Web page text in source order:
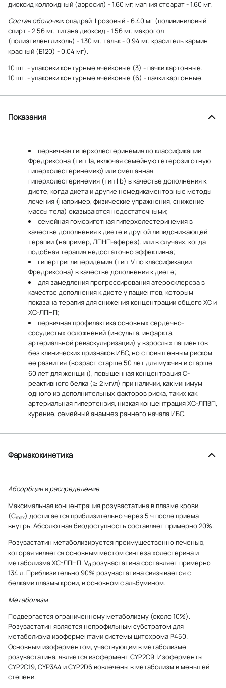
диоксид коллоидный (аэросил) - 1.60 мг, магния стеарат - 1.60 мг.
Состав оболочки:опадрай II розовый - 6.40 мг (поливиниловый
спирт - 2.56 мг, титана диоксид - 1.56 мг, макрогол
(полиэтиленгликоль) - 1.30 мг, тальк - 0.94 мг, краситель кармин
красный (E120) - 0.04 мг).
10 шт. - упаковки контурные ячейковые (3) - пачки картонные.
10 шт. - упаковки контурные ячейковые (6) - пачки картонные.
Показания
первичная гиперхолестеринемия по классификации
Фредриксона (тип IIa, включая семейную гетерозиготную
гиперхолестеринемию) или смешанная
гиперхолестеринемия (тип IIb) в качестве дополнения к
диете, когда диета и другие немедикаментозные методы
лечения (например, физические упражнения, снижение
массы тела) оказываются недостаточными;
семейная гомозиготная гиперхолестеринемия в
качестве дополнения к диете и другой липидснижающей
терапии (например, ЛПНП-аферез), или в случаях, когда
подобная терапия недостаточно эффективна;
гипертриглицеридемия (тип IV по классификации
Фредриксона) в качестве дополнения к диете;
для замедления прогрессирования атеросклероза в
качестве дополнения к диете у пациентов, которым
показана терапия для снижения концентрации общего ХС и
ХС-ЛПНП;
первичная профилактика основных сердечно-
сосудистых осложнений (инсульта, инфаркта,
артериальной реваскуляризации) у взрослых пациентов
без клинических признаков ИБС, но с повышенным риском
ее развития (возраст старше 50 лет для мужчин и старше
60 лет для женщин), повышенная концентрация С-
реактивного белка (≥ 2 мг/л) при наличии, как минимум
одного из дополнительных факторов риска, таких как
артериальная гипертензия, низкая концентрация ХС-ЛПВП,
курение, семейный анамнез раннего начала ИБС.
Фармакокинетика
Абсорбция и распределение
Максимальная концентрация розувастатина в плазме крови
(Cmax) достигается приблизительно через 5 ч после приема
внутрь. Абсолютная биодоступность составляет примерно 20%.
Розувастатин метаболизируется преимущественно печенью,
которая является основным местом синтеза холестерина и
метаболизма ХС-ЛПНП. Vd розувастатина составляет примерно
134 л. Приблизительно 90% розувастатина связывается с
белками плазмы крови, в основном с альбумином.
Метаболизм
Подвергается ограниченному метаболизму (около 10%).
Розувастатин является непрофильным субстратом для
метаболизма изоферментами системы цитохрома Р450.
Основным изоферментом, участвующим в метаболизме
розувастатина, является изофермент CYP2C9. Изоферменты
CYP2C19, CYP3A4 и CYP2D6 вовлечены в метаболизм в меньшей
степени.